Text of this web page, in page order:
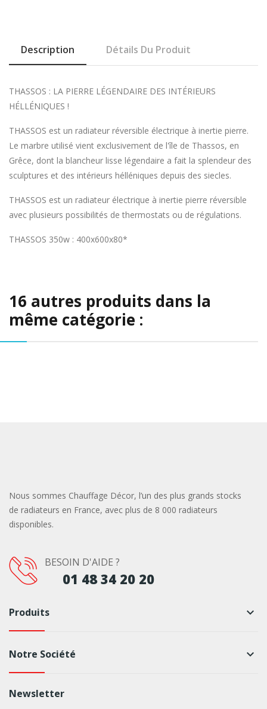
Description Détails Du Produit
THASSOS : LA PIERRE LÉGENDAIRE DES INTÉRIEURS
HÉLLÉNIQUES !
THASSOS est un radiateur réversible électrique à inertie pierre.
Le marbre utilisé vient exclusivement de l'île de Thassos, en
Grêce, dont la blancheur lisse légendaire a fait la splendeur des
sculptures et des intérieurs hélléniques depuis des siecles.
THASSOS est un radiateur électrique à inertie pierre réversible
avec plusieurs possibilités de thermostats ou de régulations.
THASSOS 350w : 400x600x80*
16 autres produits dans la
même catégorie :
Nous sommes Chauffage Décor, l’un des plus grands stocks
de radiateurs en France, avec plus de 8 000 radiateurs
disponibles.
BESOIN D'AIDE ?
01 48 34 20 20
Produits keyboard_arrow_down
Notre Société keyboard_arrow_down
Newsletter